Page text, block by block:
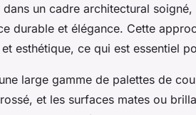
dans un cadre architectural
durable et élégance. Cette
esthétique, ce qui est essentiel
large gamme de palettes de
et les surfaces mates ou